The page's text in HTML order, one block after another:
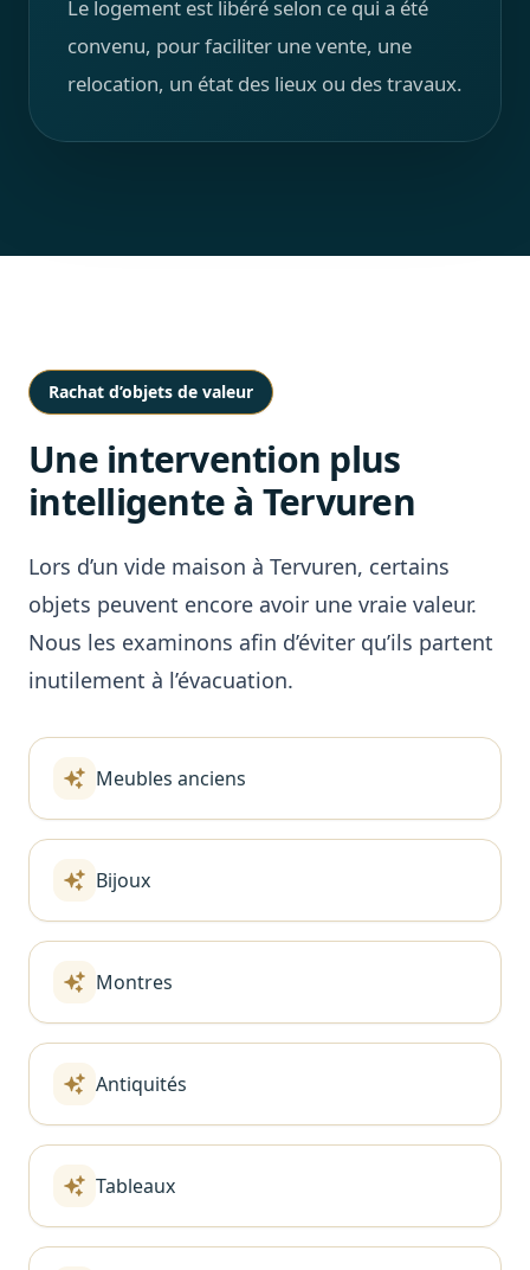
Le logement est libéré selon ce qui a été
convenu, pour faciliter une vente, une
relocation, un état des lieux ou des travaux.
Rachat d’objets de valeur
Une intervention plus
intelligente à Tervuren
Lors d’un vide maison à Tervuren, certains
objets peuvent encore avoir une vraie valeur.
Nous les examinons afin d’éviter qu’ils partent
inutilement à l’évacuation.
Meubles anciens
Bijoux
Montres
Antiquités
Tableaux